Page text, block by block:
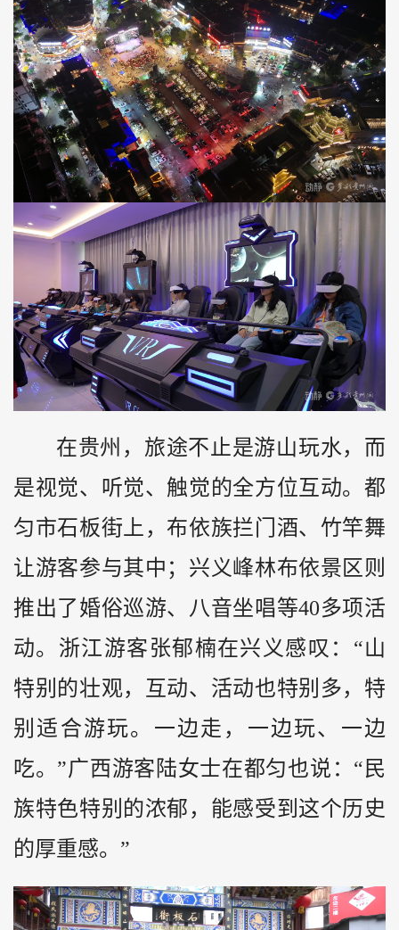
在贵州，旅途不止是游山玩水，而
是视觉、听觉、触觉的全方位互动。都
匀市石板街上，布依族拦门酒、竹竿舞
让游客参与其中；兴义峰林布依景区则
推出了婚俗巡游、八音坐唱等40多项活
动。浙江游客张郁楠在兴义感叹：“山
特别的壮观，互动、活动也特别多，特
别适合游玩。一边走，一边玩、一边
吃。”广西游客陆女士在都匀也说：“民
族特色特别的浓郁，能感受到这个历史
的厚重感。”